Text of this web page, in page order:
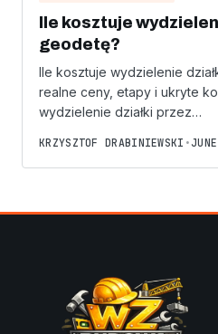
Ile kosztuje
geodetę?
Ile kosztuje wydzielenie
realne ceny, etapy i ukryte
wydzielenie działki przez…
KRZYSZTOF DRABINIEWSKI •